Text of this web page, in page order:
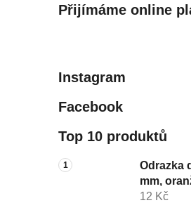
Přijímáme online
Instagram
Facebook
Top 10 produktů
Odrazka
mm,
12 Kč